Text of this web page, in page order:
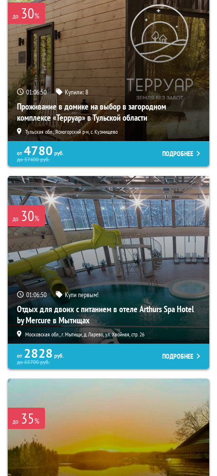
до 30%
01:06:49 Купили:8
Проживание в домике на выбор в загородном
комплексе «Терруар» в Тульской области
Тульская обл., Ясногорский р-н, с. Кузмищево
от 4780 руб.
до57400руб.
ПОДРОБНЕЕ
до 30%
01:06:49 Купи первым!
Отдых для двоих с питанием в отеле Arthurs Spa Hotel
by Mercure в Мытищах
Московская обл., г. Мытищи, д. Ларево, ул. Хвойная, стр. 26
от 2828 руб.
до65700руб.
ПОДРОБНЕЕ
до 35%